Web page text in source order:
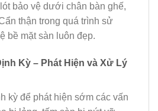
bảo vệ dưới chân bàn ghế,
thận trong quá trình sử
bề mặt sàn luôn đẹp.
Kỳ – Phát Hiện và Xử Lý
kỳ để phát hiện sớm các vấn